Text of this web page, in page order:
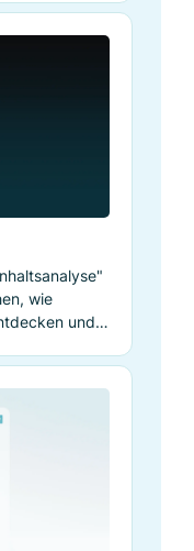
zu
wie
und